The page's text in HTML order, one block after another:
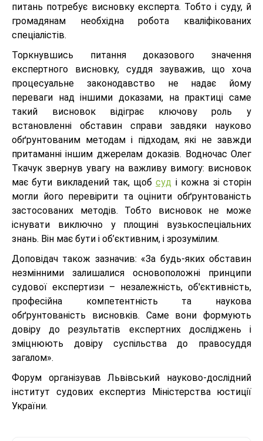
питань потребує висновку експерта. Тобто і суду, й
громадянам необхідна робота кваліфікованих
спеціалістів.
Торкнувшись питання доказового значення
експертного висновку, суддя зауважив, що хоча
процесуальне законодавство не надає йому
переваги над іншими доказами, на практиці саме
такий висновок відіграє ключову роль у
встановленні обставин справи завдяки науково
обґрунтованим методам і підходам, які не завжди
притаманні іншим джерелам доказів. Водночас Олег
Ткачук звернув увагу на важливу вимогу: висновок
має бути викладений так, щобсуд і кожна зі сторін
могли його перевірити та оцінити обґрунтованість
застосованих методів. Тобто висновок не може
існувати виключно у площині вузькоспеціальних
знань. Він має бути і об’єктивним, і зрозумілим.
Доповідач також зазначив: «За будь-яких обставин
незмінними залишалися основоположні принципи
судової експертизи – незалежність, об'єктивність,
професійна компетентність та наукова
обґрунтованість висновків. Саме вони формують
довіру до результатів експертних досліджень і
зміцнюють довіру суспільства до правосуддя
загалом».
Форум організував Львівський науково-дослідний
інститут судових експертиз Міністерства юстиції
України.